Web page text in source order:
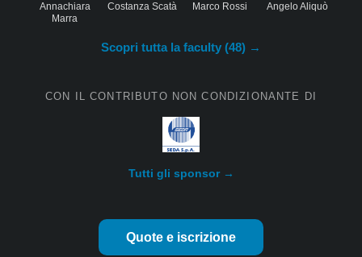
Annachiara
Marra
Costanza Scatà Marco Rossi Angelo Aliquò
Scopri tutta la faculty (48) →
CON IL CONTRIBUTO NON CONDIZIONANTE DI
Tutti gli sponsor →
Quote e iscrizione